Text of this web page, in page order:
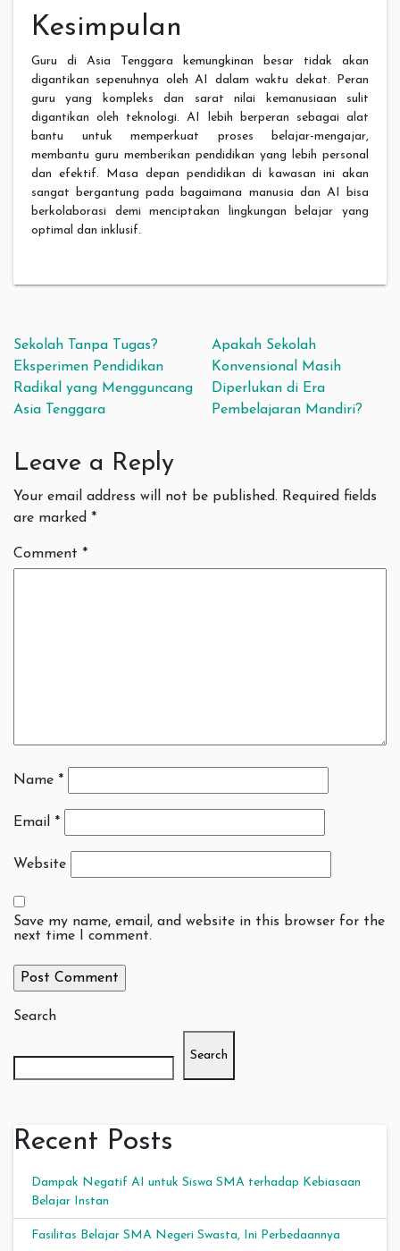
Kesimpulan
Guru di Asia Tenggara kemungkinan besar tidak akan
digantikan sepenuhnya oleh AI dalam waktu dekat. Peran
guru yang kompleks dan sarat nilai kemanusiaan sulit
digantikan oleh teknologi. AI lebih berperan sebagai alat
bantu untuk memperkuat proses belajar-mengajar,
membantu guru memberikan pendidikan yang lebih personal
dan efektif. Masa depan pendidikan di kawasan ini akan
sangat bergantung pada bagaimana manusia dan AI bisa
berkolaborasi demi menciptakan lingkungan belajar yang
optimal dan inklusif.
Post navigation
Sekolah Tanpa Tugas?
Eksperimen Pendidikan
Radikal yang Mengguncang
Asia Tenggara
Apakah Sekolah
Konvensional Masih
Diperlukan di Era
Pembelajaran Mandiri?
Leave a Reply
Your email address will not be published. Required fields
are marked *
Comment *
Name *
Email *
Website
Save my name, email, and website in this browser for the
next time I comment.
Search
Search
Recent Posts
Dampak Negatif AI untuk Siswa SMA terhadap Kebiasaan
Belajar Instan
Fasilitas Belajar SMA Negeri Swasta, Ini Perbedaannya